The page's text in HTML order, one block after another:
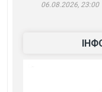
06.08.2026, 23:00